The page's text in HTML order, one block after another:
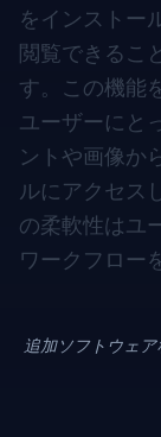
をインストー
閲覧できるこ
す。この機能
ユーザーにと
ントや画像か
ルにアクセス
の柔軟性はユ
ワークフロー
追加ソフトウェ